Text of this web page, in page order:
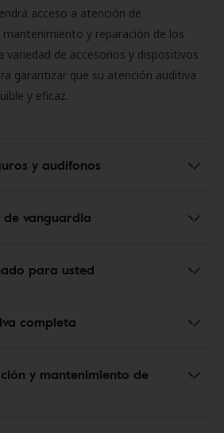
acceso a atención de
y reparación de los
variedad de accesorios y dispositivos
garantizar que su atención auditiva
y eficaz.
y audífonos
vanguardia
para usted
completa
y mantenimiento de